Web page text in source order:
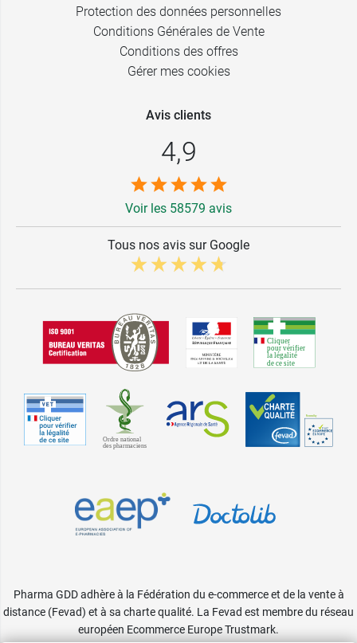
Protection des données personnelles
Conditions Générales de Vente
Conditions des offres
Gérer mes cookies
Avis clients
4,9
Voir les 58579 avis
Tous nos avis sur Google
Pharma GDD adhère à la Fédération du e-commerce et de la vente à
distance (Fevad) et à sa charte qualité. La Fevad est membre du réseau
européen Ecommerce Europe Trustmark.